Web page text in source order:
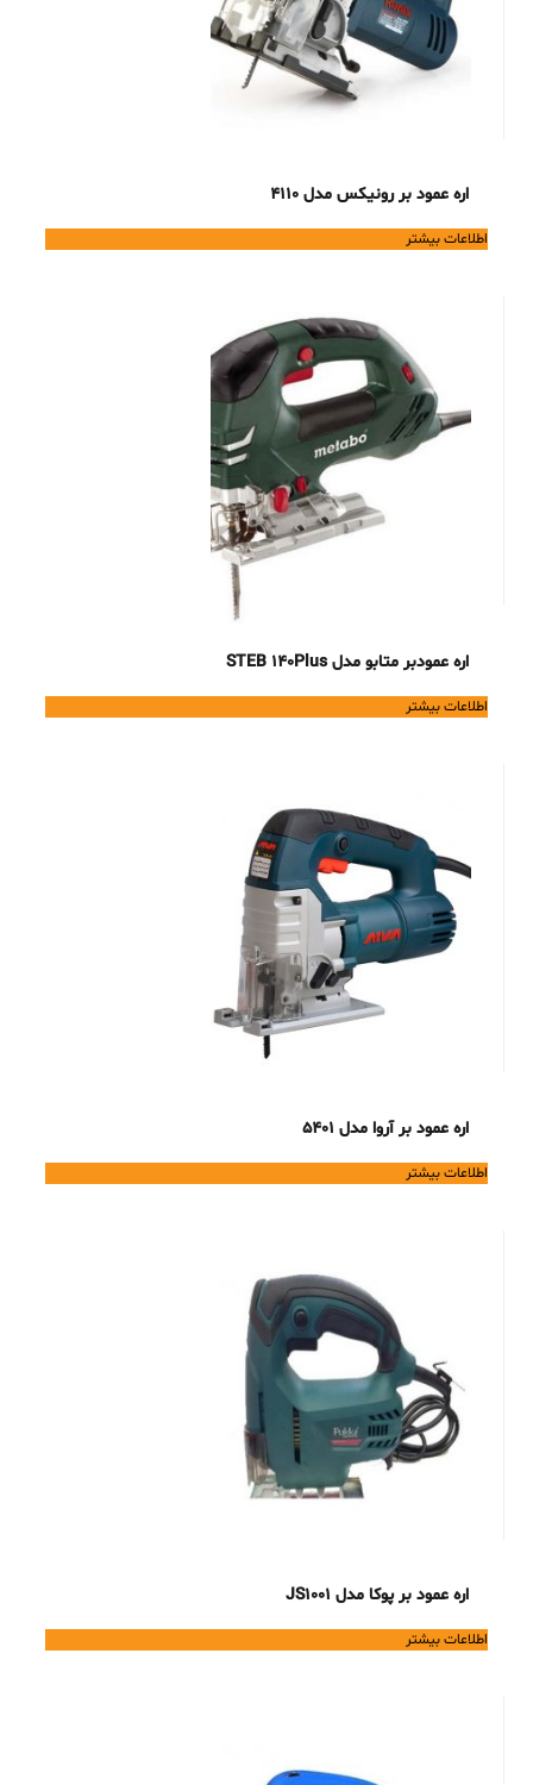
اره عمود بر رونیکس مدل 4110
اطلاعات بیشتر
اره عمودبر متابو مدل STEB 140Plus
اطلاعات بیشتر
اره عمود بر آروا مدل 5401
اطلاعات بیشتر
اره عمود بر پوکا مدل JS1001
اطلاعات بیشتر